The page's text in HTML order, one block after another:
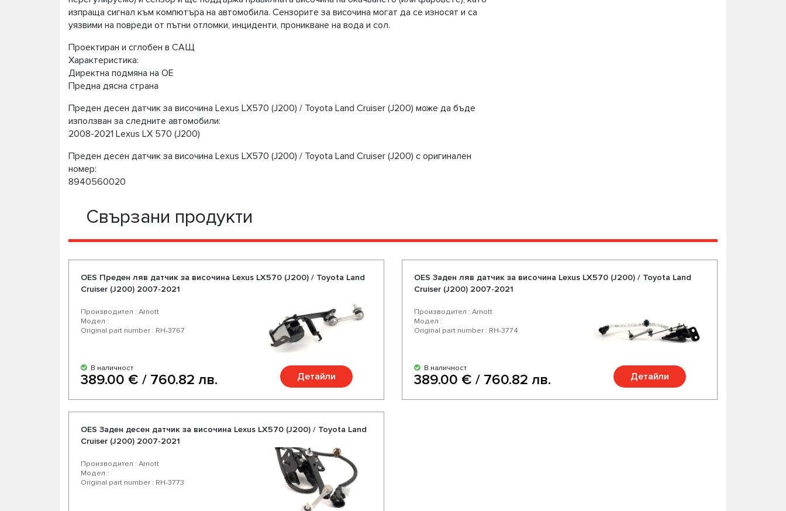
изпраща сигнал към компютъра на автомобила. Сензорите за височина могат да се износят и са
уязвими на повреди от пътни отломки, инциденти, проникване на вода и сол.
Проектиран и сглобен в САЩ
Характеристика:
Директна подмяна на OE
Предна дясна страна
Преден десен датчик за височина Lexus LX570 (J200) / Toyota Land Cruiser (J200) може да бъде
използван за следните автомобили:
2008-2021 Lexus LX 570 (J200)
Преден десен датчик за височина Lexus LX570 (J200) / Toyota Land Cruiser (J200) с оригинален
номер:
8940560020
Свързани продукти
OES Преден ляв датчик за височина Lexus LX570 (J200) / Toyota Land
Cruiser (J200) 2007-2021
Производител : Arnott
Модел :
Original part number : RH-3767
В наличност
389.00 € / 760.82 лв. Детайли
OES Заден ляв датчик за височина Lexus LX570 (J200) / Toyota Land
Cruiser (J200) 2007-2021
Производител : Arnott
Модел :
Original part number : RH-3774
В наличност
389.00 € / 760.82 лв. Детайли
OES Заден десен датчик за височина Lexus LX570 (J200) / Toyota Land
Cruiser (J200) 2007-2021
Производител : Arnott
Модел :
Original part number : RH-3773